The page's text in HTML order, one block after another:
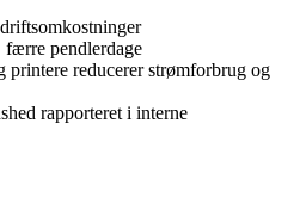
pendlerdage
printere reducerer strømforbrug og
rapporteret i interne